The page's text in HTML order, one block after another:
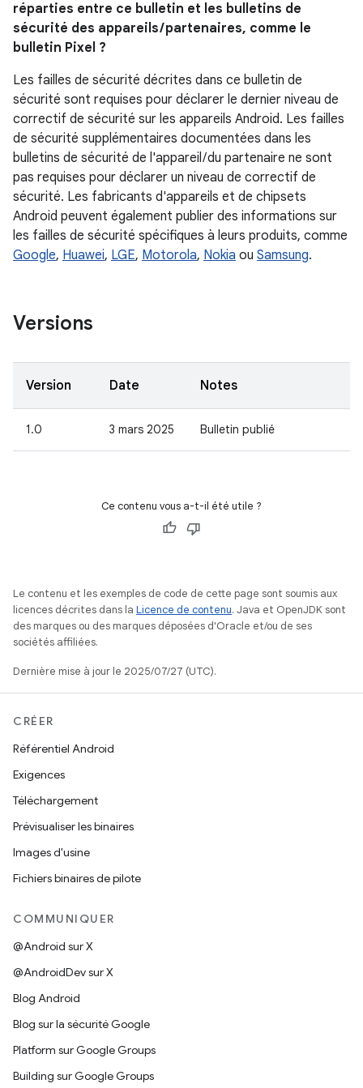
réparties entre ce bulletin et les bulletins de
sécurité des appareils / partenaires, comme le
bulletin Pixel ?
Les failles de sécurité décrites dans ce bulletin de
sécurité sont requises pour déclarer le dernier niveau de
correctif de sécurité sur les appareils Android. Les failles
de sécurité supplémentaires documentées dans les
bulletins de sécurité de l'appareil / du partenaire ne sont
pas requises pour déclarer un niveau de correctif de
sécurité. Les fabricants d'appareils et de chipsets
Android peuvent également publier des informations sur
les failles de sécurité spécifiques à leurs produits, comme
Google, Huawei, LGE, Motorola, Nokia ou Samsung.
Versions
Version Date Notes
1.0 3 mars 2025 Bulletin publié
Ce contenu vous a-t-il été utile ?
Le contenu et les exemples de code de cette page sont soumis aux
licences décrites dans la Licence de contenu. Java et OpenJDK sont
des marques ou des marques déposées d'Oracle et/ou de ses
sociétés affiliées.
Dernière mise à jour le 2025/07/27 (UTC).
CRÉER
Référentiel Android
Exigences
Téléchargement
Prévisualiser les binaires
Images d'usine
Fichiers binaires de pilote
COMMUNIQUER
@Android sur X
@AndroidDev sur X
Blog Android
Blog sur la sécurité Google
Platform sur Google Groups
Building sur Google Groups